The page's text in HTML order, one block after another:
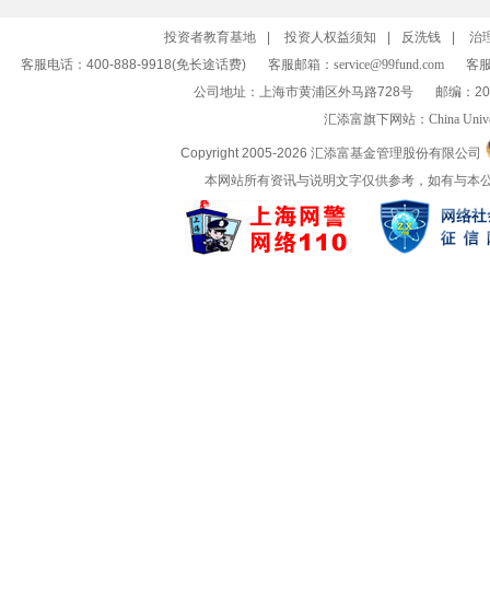
投资者教育基地 投资人权益须知 反洗钱
治
客服电话：400-888-9918(免长途话费)
客服邮箱：service@99fund.com
客
公司地址：上海市黄浦区外马路728号
邮编：
汇添富旗下网站：China
Copyright 2005-2026 汇添富基金管理股份有限公司
本网站所有资讯与说明文字仅供参考，如有与本